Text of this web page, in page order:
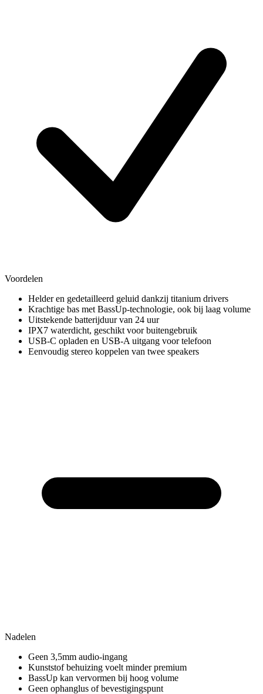
Voordelen
Helder en gedetailleerd geluid dankzij titanium drivers
Krachtige bas met BassUp-technologie, ook bij laag volume
Uitstekende batterijduur van 24 uur
IPX7 waterdicht, geschikt voor buitengebruik
USB-C opladen en USB-A uitgang voor telefoon
Eenvoudig stereo koppelen van twee speakers
Nadelen
Geen 3,5mm audio-ingang
Kunststof behuizing voelt minder premium
BassUp kan vervormen bij hoog volume
Geen ophanglus of bevestigingspunt